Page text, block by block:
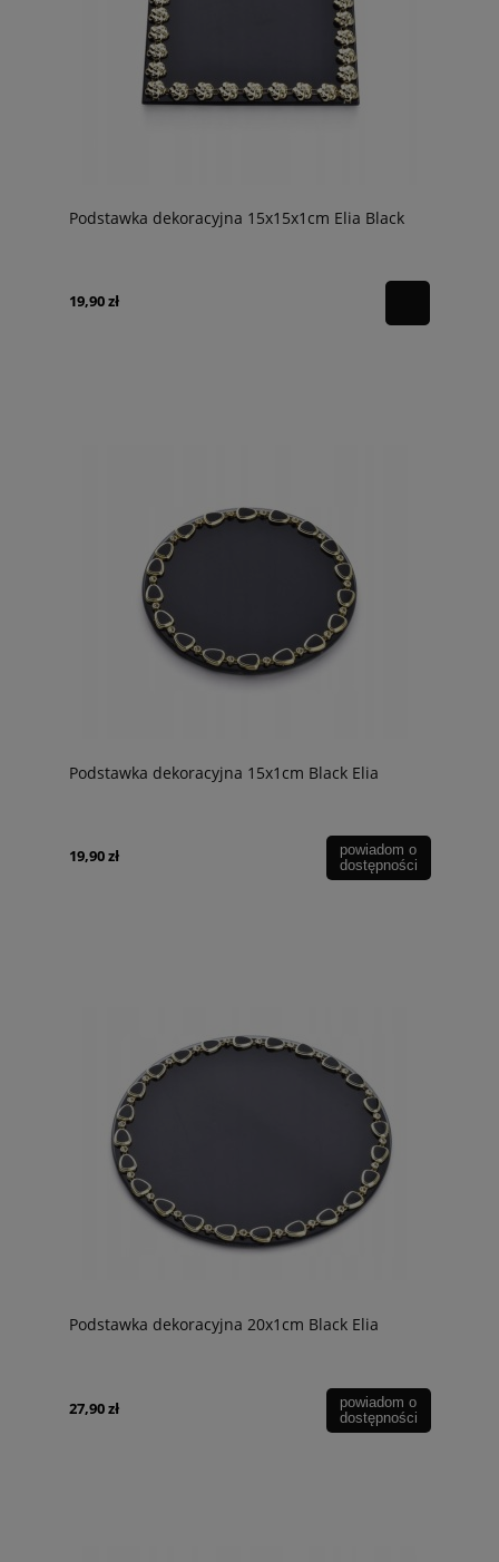
Podstawka dekoracyjna 15x15x1cm Elia Black
19,90 zł
Podstawka dekoracyjna 15x1cm Black Elia
19,90 zł
powiadom o
dostępności
Podstawka dekoracyjna 20x1cm Black Elia
27,90 zł
powiadom o
dostępności